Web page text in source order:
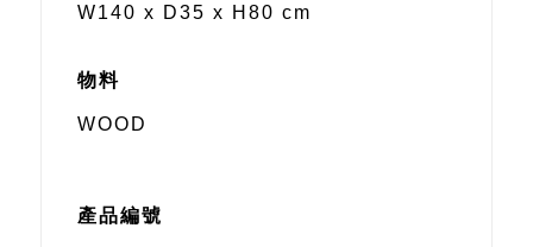
W140 x D35 x H80 cm
物料
WOOD
產品編號